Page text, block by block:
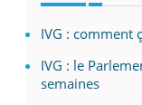
IVG : comment
IVG : le
semaines